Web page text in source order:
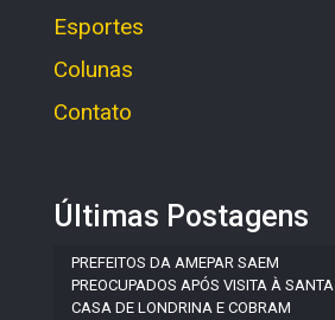
Esportes
Colunas
Contato
Últimas Postagens
PREFEITOS DA AMEPAR SAEM
PREOCUPADOS APÓS VISITA À SANTA
CASA DE LONDRINA E COBRAM